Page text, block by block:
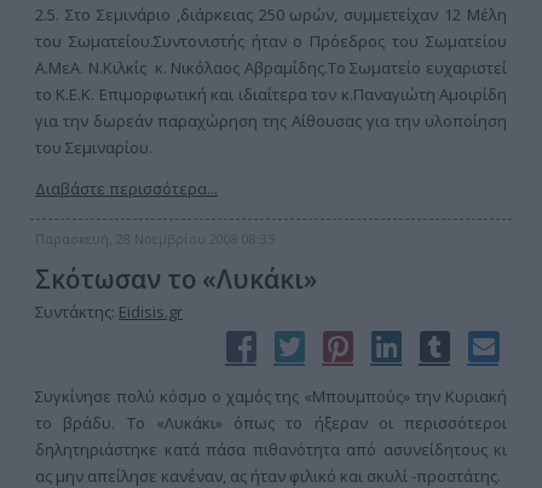
2.5. Στο Σεμινάριο ,διάρκειας 250 ωρών, συμμετείχαν 12 Μέλη
του Σωματείου.Συντονιστής ήταν ο Πρόεδρος του Σωματείου
Α.ΜεΑ. Ν.Κιλκίς κ. Νικόλαος Αβραμίδης.Το Σωματείο ευχαριστεί
το Κ.Ε.Κ. Επιμορφωτική και ιδιαίτερα τον κ.Παναγιώτη Αμοιρίδη
για την δωρεάν παραχώρηση της Αίθουσας για την υλοποίηση
του Σεμιναρίου.
Διαβάστε περισσότερα...
Παρασκευή, 28 Νοεμβρίου 2008 08:35
Σκότωσαν το «Λυκάκι»
Συντάκτης: Eidisis.gr
Συγκίνησε πολύ κόσμο ο χαμός της «Μπουμπούς» την Κυριακή
το βράδυ. Το «Λυκάκι» όπως το ήξεραν οι περισσότεροι
δηλητηριάστηκε κατά πάσα πιθανότητα από ασυνείδητους κι
ας μην απείλησε κανέναν, ας ήταν φιλικό και σκυλί -προστάτης.